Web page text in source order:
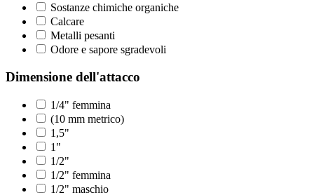
Sostanze chimiche organiche
Calcare
Metalli pesanti
Odore e sapore sgradevoli
Dimensione dell'attacco
1/4" femmina
(10 mm metrico)
1,5"
1"
1/2"
1/2" femmina
1/2" maschio